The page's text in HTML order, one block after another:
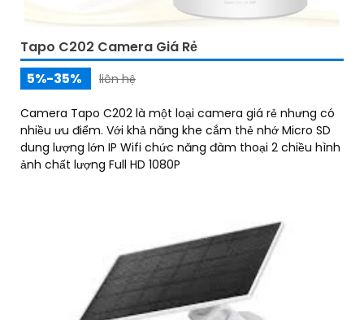
Tapo C202 Camera Giá Rẻ
5%-35%
liên hệ
Camera Tapo C202 là một loại camera giá rẻ nhưng có
nhiều ưu điểm. Với khả năng khe cắm thẻ nhớ Micro SD
dung lượng lớn IP Wifi chức năng đàm thoại 2 chiều hình
ảnh chất lượng Full HD 1080P